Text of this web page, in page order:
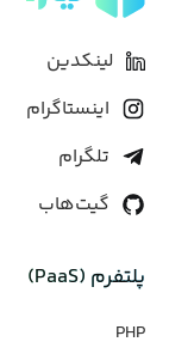
لینکدین
اینستاگرام
تلگرام
گیت‌هاب
پلتفرم (PaaS)
PHP